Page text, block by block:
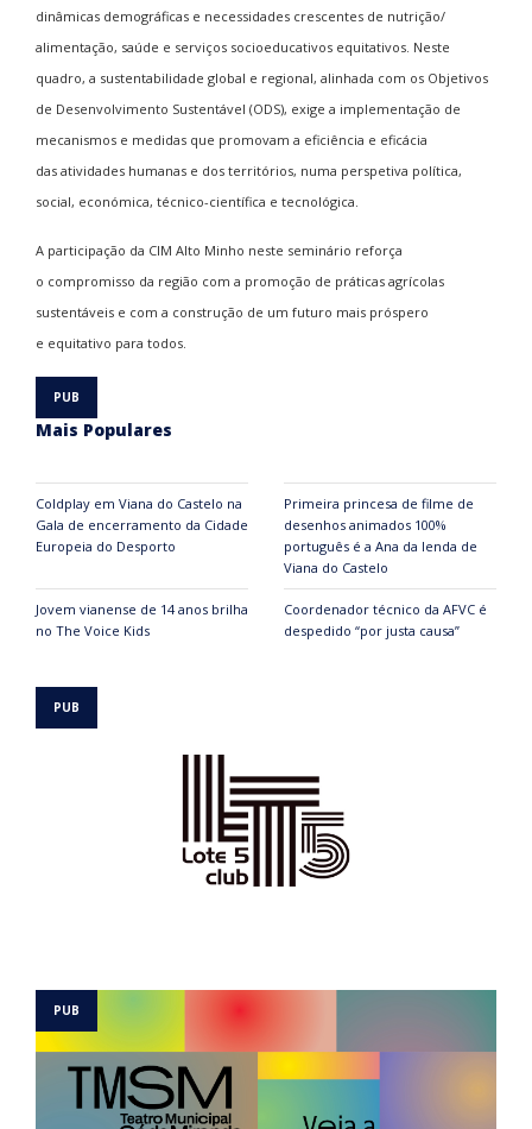
dinâmicas demográficas e necessidades crescentes de nutrição/
alimentação, saúde e serviços socioeducativos equitativos. Neste
quadro, a sustentabilidade global e regional, alinhada com os Objetivos
de Desenvolvimento Sustentável (ODS), exige a implementação de
mecanismos e medidas que promovam a eficiência e eficácia
das atividades humanas e dos territórios, numa perspetiva política,
social, económica, técnico-científica e tecnológica.
A participação da CIM Alto Minho neste seminário reforça
o compromisso da região com a promoção de práticas agrícolas
sustentáveis e com a construção de um futuro mais próspero
e equitativo para todos.
Mais Populares
Coldplay em Viana do Castelo na
Gala de encerramento da Cidade
Europeia do Desporto
Primeira princesa de filme de
desenhos animados 100%
português é a Ana da lenda de
Viana do Castelo
Jovem vianense de 14 anos brilha
no The Voice Kids
Coordenador técnico da AFVC é
despedido “por justa causa”